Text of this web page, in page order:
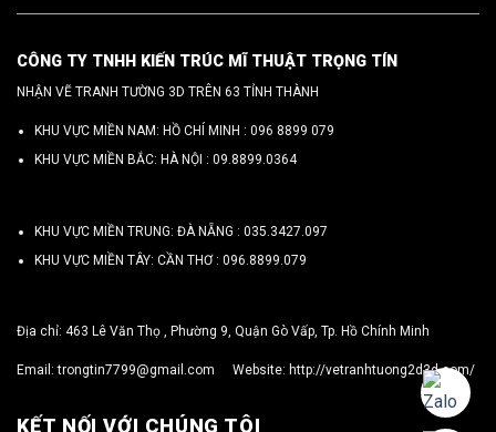
CÔNG TY TNHH KIẾN TRÚC MĨ THUẬT TRỌNG TÍN
NHẬN VẼ TRANH TƯỜNG 3D TRÊN 63 TỈNH THÀNH
KHU VỰC MIỀN NAM: HỒ CHÍ MINH : 096 8899 079
KHU VỰC MIỀN BẮC: HÀ NỘI : 09.8899.0364
KHU VỰC MIỀN TRUNG: ĐÀ NẴNG : 035.3427.097
KHU VỰC MIỀN TÂY: CẦN THƠ : 096.8899.079
Địa chỉ: 463 Lê Văn Thọ , Phường 9, Quận Gò Vấp, Tp. Hồ Chính Minh
Email:trongtin7799@gmail.com Website: http://vetranhtuong2d3d.com/
KẾT NỐI VỚI CHÚNG TÔI